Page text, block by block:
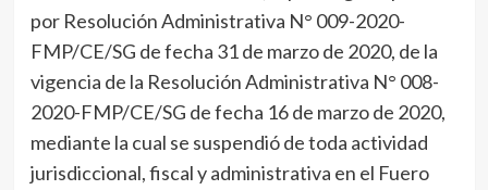
por Resolución Administrativa N° 009-2020-
FMP/CE/SG de fecha 31 de marzo de 2020, de la
vigencia de la Resolución Administrativa N° 008-
2020-FMP/CE/SG de fecha 16 de marzo de 2020,
mediante la cual se suspendió de toda actividad
jurisdiccional, fiscal y administrativa en el Fuero